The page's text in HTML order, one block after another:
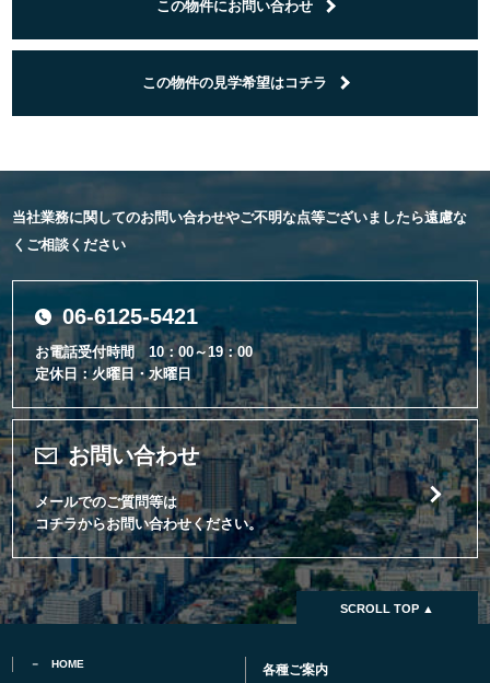
この物件にお問い合わせ
この物件の見学希望はコチラ
当社業務に関してのお問い合わせやご不明な点等ございましたら遠慮な
くご相談ください
06-6125-5421
お電話受付時間 10：00～19：00
定休日：火曜日・水曜日
お問い合わせ
メールでのご質問等は
コチラからお問い合わせください。
SCROLL TOP ▲
HOME 各種ご案内